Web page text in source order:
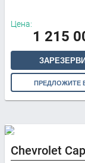
Цена:
1 215
ПРЕДЛОЖИТЕ
Chevrolet